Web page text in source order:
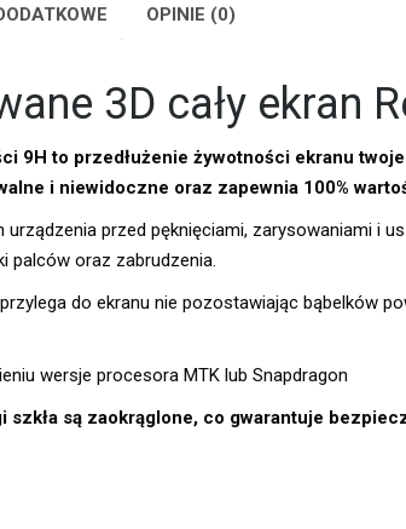
OPINIE (0)
3D cały ekran
9H to przedłużenie żywotności ekranu
i niewidoczne oraz zapewnia 100%
urządzenia przed pęknięciami, zarysowaniami i
palców oraz zabrudzenia.
do ekranu nie pozostawiając bąbelków
wersje procesora MTK lub Snapdragon
szkła są zaokrąglone, co gwarantuje